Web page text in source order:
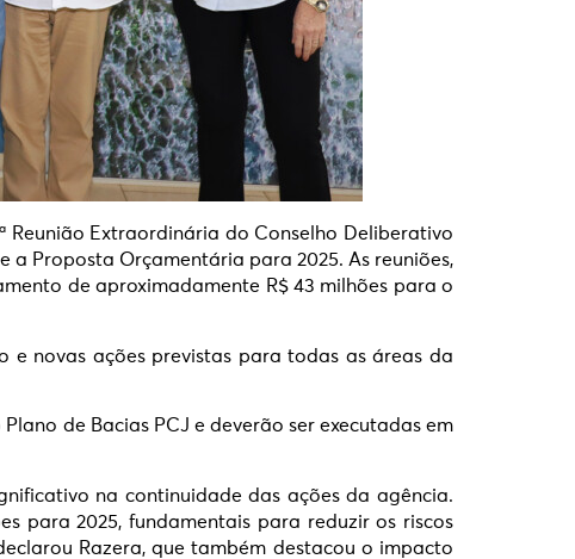
Reunião Extraordinária do Conselho Deliberativo
a Proposta Orçamentária para 2025. As reuniões,
de aproximadamente R$ 43 milhões para o
e novas ações previstas para todas as áreas da
de Bacias PCJ e deverão ser executadas em
na continuidade das ações da agência.
para 2025, fundamentais para reduzir os riscos
Razera, que também destacou o impacto